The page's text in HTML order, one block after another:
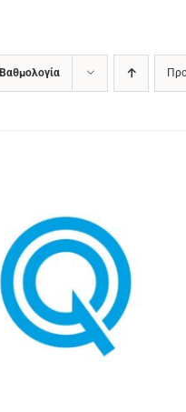
Βαθμολογία